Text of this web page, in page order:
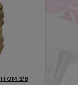
3/8